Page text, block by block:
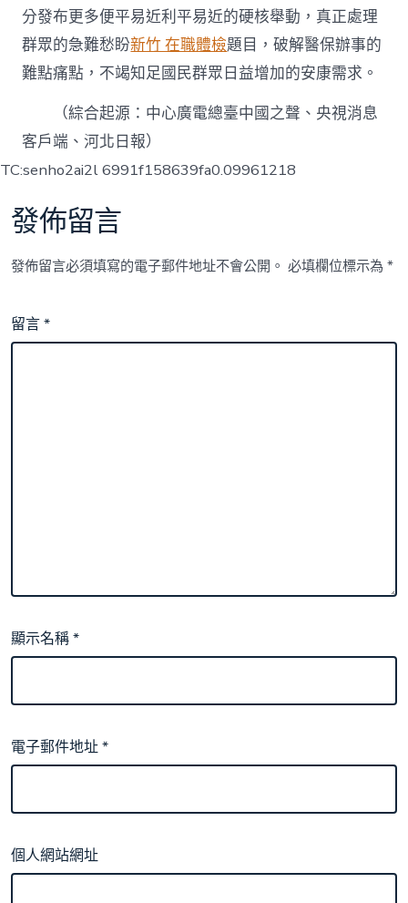
分發布更多便平易近利平易近的硬核舉動，真正處理
群眾的急難愁盼新竹 在職體檢題目，破解醫保辦事的
難點痛點，不竭知足國民群眾日益增加的安康需求。
（綜合起源：中心廣電總臺中國之聲、央視消息
客戶端、河北日報）
TC:senho2ai2l 6991f158639fa0.09961218
發佈留言
發佈留言必須填寫的電子郵件地址不會公開。 必填欄位標示為*
留言*
顯示名稱*
電子郵件地址*
個人網站網址